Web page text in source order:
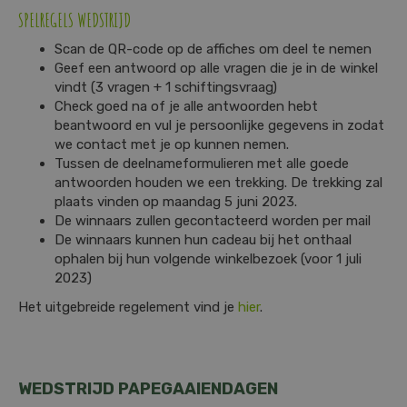
SPELREGELS WEDSTRIJD
Scan de QR-code op de affiches om deel te nemen
Geef een antwoord op alle vragen die je in de winkel
vindt (3 vragen + 1 schiftingsvraag)
Check goed na of je alle antwoorden hebt
beantwoord en vul je persoonlijke gegevens in zodat
we contact met je op kunnen nemen.
Tussen de deelnameformulieren met alle goede
antwoorden houden we een trekking. De trekking zal
plaats vinden op maandag 5 juni 2023.
De winnaars zullen gecontacteerd worden per mail
De winnaars kunnen hun cadeau bij het onthaal
ophalen bij hun volgende winkelbezoek (voor 1 juli
2023)
Het uitgebreide regelement vind je hier.
WEDSTRIJD PAPEGAAIENDAGEN